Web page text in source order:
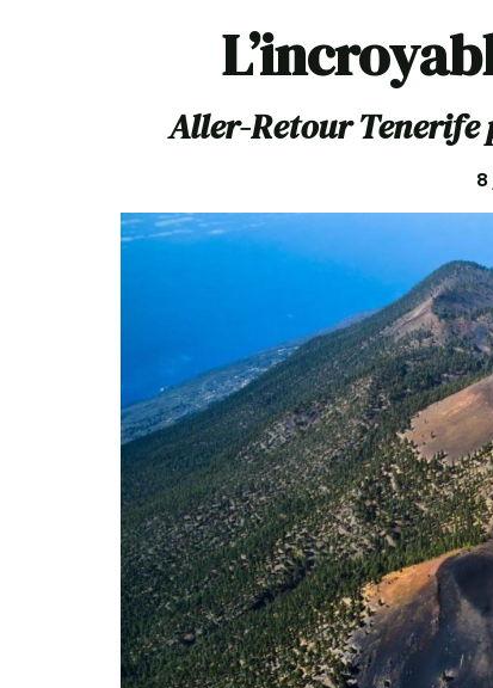
Aller-Retour Tenerife